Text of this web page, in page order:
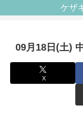
ケザ
09月18日(土)
X